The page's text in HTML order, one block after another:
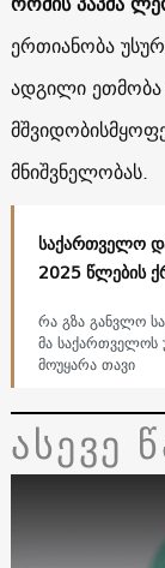
ერთიანობა
ადგილი
მნიშვნელობას.
საქართველო
2025 წლების
რა გზა განვლო
მა საქართველოს
მოუყარა თავი
ასევე